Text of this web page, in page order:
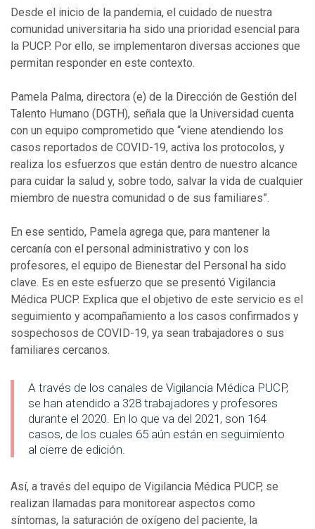
Desde el inicio de la pandemia, el cuidado de nuestra
comunidad universitaria ha sido una prioridad esencial para
la PUCP. Por ello, se implementaron diversas acciones que
permitan responder en este contexto.
Pamela Palma, directora (e) de la Dirección de Gestión del
Talento Humano (DGTH), señala que la Universidad cuenta
con un equipo comprometido que “viene atendiendo los
casos reportados de COVID-19, activa los protocolos, y
realiza los esfuerzos que están dentro de nuestro alcance
para cuidar la salud y, sobre todo, salvar la vida de cualquier
miembro de nuestra comunidad o de sus familiares”.
En ese sentido, Pamela agrega que, para mantener la
cercanía con el personal administrativo y con los
profesores, el equipo de Bienestar del Personal ha sido
clave. Es en este esfuerzo que se presentó Vigilancia
Médica PUCP. Explica que el objetivo de este servicio es el
seguimiento y acompañamiento a los casos confirmados y
sospechosos de COVID-19, ya sean trabajadores o sus
familiares cercanos.
A través de los canales de Vigilancia Médica PUCP,
se han atendido a 328 trabajadores y profesores
durante el 2020. En lo que va del 2021, son 164
casos, de los cuales 65 aún están en seguimiento
al cierre de edición.
Así, a través del equipo de Vigilancia Médica PUCP, se
realizan llamadas para monitorear aspectos como
síntomas, la saturación de oxígeno del paciente, la